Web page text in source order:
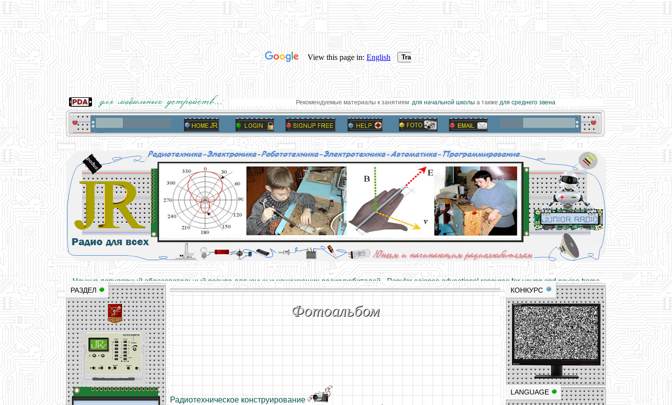
Рекомендуемые материалы к занятиямдля начальной школыа такжедля среднего звена
Научно-популярный образовательный ресурс для юных и начинающих радиолюбителей - Popular science educational resource for young and novice hams
Основы электричества, учебные материалы и опыт профессионалов - Basics of electricity, educational materials and professional experience
РАЗДЕЛ КОНКУРС
LANGUAGE
Фотоальбом
Радиотехническое конструирование